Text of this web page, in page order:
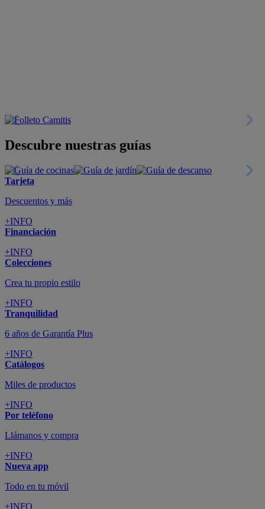
Descubre nuestras guías
Tarjeta
Descuentos y más
+INFO
Financiación
+INFO
Colecciones
Crea tu propio estilo
+INFO
Tranquilidad
6 años de Garantía Plus
+INFO
Catálogos
Miles de productos
+INFO
Por teléfono
Llámanos y compra
+INFO
Nueva app
Todo en tu móvil
+INFO